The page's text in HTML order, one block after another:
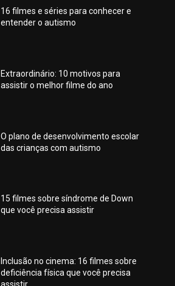
16 filmes e séries para conhecer e
entender o autismo
Extraordinário: 10 motivos para
assistir o melhor filme do ano
O plano de desenvolvimento escolar
das crianças com autismo
15 filmes sobre síndrome de Down
que você precisa assistir
Inclusão no cinema: 16 filmes sobre
deficiência física que você precisa